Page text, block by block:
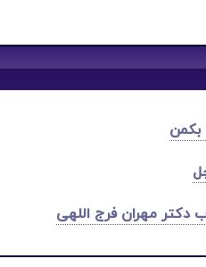
بکمن
دکتر مهران فرج اللهی